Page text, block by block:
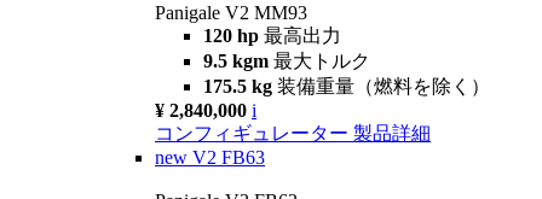
Panigale V2 MM93
120 hp 最高出力
9.5 kgm 最大トルク
175.5 kg 装備重量（燃料を除く）
¥ 2,840,000 i
コンフィギュレーター 製品詳細
new V2 FB63